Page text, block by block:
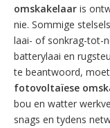
omskakelaar is
nie. Sommige
laai- of sonkrag-tot-
batterylaai en
te beantwoord,
fotovoltaïese
bou en watter
snags en tydens